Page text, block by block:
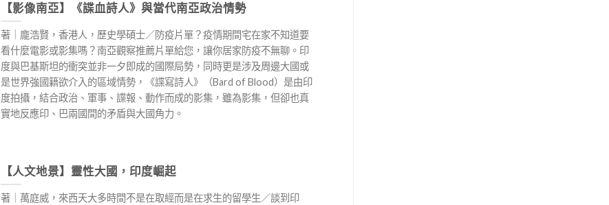
【影像南亞】《諜血詩人》與當代南亞政治情勢
著｜龐浩賢，香港人，歷史學碩士／防疫片單？疫情期間宅在家不知道要
看什麼電影或影集嗎？南亞觀察推薦片單給您，讓你居家防疫不無聊。印
度與巴基斯坦的衝突並非一夕即成的國際局勢，同時更是涉及周邊大國或
是世界強國籍欲介入的區域情勢，《諜寫詩人》（Bard of Blood）是由印
度拍攝，結合政治、軍事、諜報、動作而成的影集，雖為影集，但卻也真
實地反應印、巴兩國間的矛盾與大國角力。
【人文地景】靈性大國，印度崛起
著｜萬庭威，來西天大多時間不是在取經而是在求生的留學生／談到印